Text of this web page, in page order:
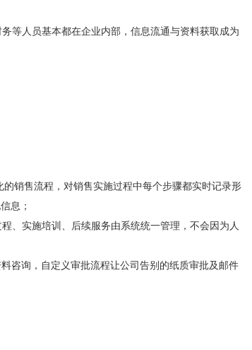
等人员基本都在企业内部，信息流通与资料获取成为
销售流程，对销售实施过程中每个步骤都实时记录形
息；
、实施培训、后续服务由系统统一管理，不会因为人
咨询，自定义审批流程让公司告别的纸质审批及邮件